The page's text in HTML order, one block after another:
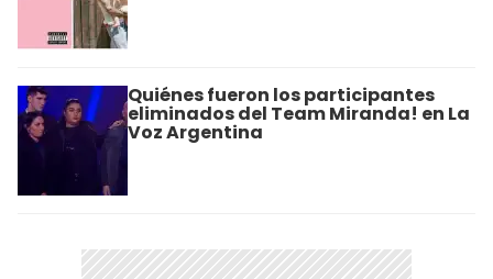
Quiénes fueron los participantes
eliminados del Team Miranda! en La
Voz Argentina